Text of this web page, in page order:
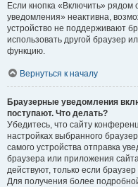
Если кнопка «Включить»
уведомления» неактивна,
устройство не поддерживают
использовать другой браузер
функцию.
Вернуться к началу
Браузерные уведомления
поступают. Что делать?
Убедитесь, что сайту
настройках выбранного
самого устройства отправка
браузера или приложения
действуют, только если
Для получения более